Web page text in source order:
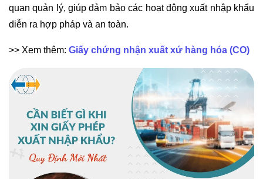
quan quản lý, giúp đảm bảo các hoạt động xuất nhập khẩu
diễn ra hợp pháp và an toàn.
>> Xem thêm: Giấy chứng nhận xuất xứ hàng hóa (CO)